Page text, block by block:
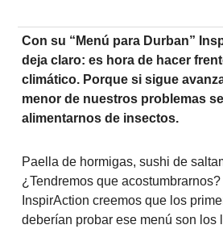
Con su “Menú para Durban”
deja claro: es hora de hacer
climático. Porque si sigue
menor de nuestros problemas
alimentarnos de insectos.
Paella de hormigas, sushi de
¿Tendremos que acostumbrarnos?
InspirAction creemos que los
deberían probar ese menú son los